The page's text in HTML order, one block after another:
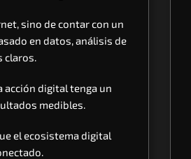
sino de contar con un
en datos, análisis de
claros.
acción digital tenga un
medibles.
el ecosistema digital